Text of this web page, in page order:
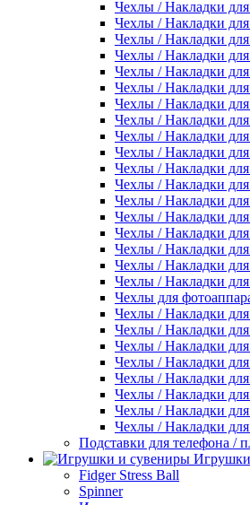
Чехлы / Накладки
Чехлы / Накладки
Чехлы / Накладки
Чехлы / Накладки
Чехлы / Накладки
Чехлы / Накладки
Чехлы / Накладки
Чехлы / Накладки
Чехлы / Накладки
Чехлы / Накладки
Чехлы / Накладки
Чехлы / Накладки
Чехлы / Накладки
Чехлы / Накладки
Чехлы / Накладки
Чехлы / Накладки
Чехлы / Накладки
Чехлы / Накладки
Чехлы для
Чехлы / Накладки
Чехлы / Накладки
Чехлы / Накладки
Чехлы / Накладки
Чехлы / Накладки
Чехлы / Накладки
Чехлы / Накладки
Чехлы / Накладки
Подставки для телефона /
Fidger Stress Ball
Spinner